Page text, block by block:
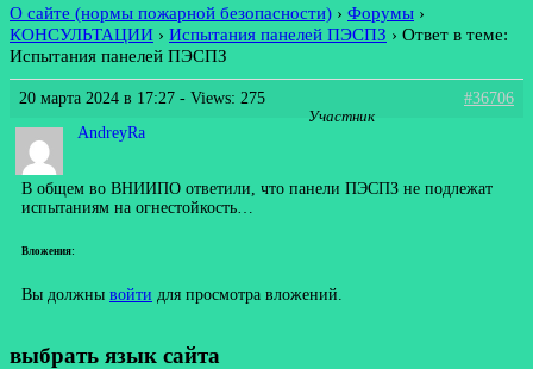
О сайте (нормы пожарной безопасности) › Форумы ›
КОНСУЛЬТАЦИИ › Испытания панелей ПЭСПЗ › Ответ в теме:
Испытания панелей ПЭСПЗ
20 марта 2024 в 17:27 - Views: 275
#36706
AndreyRa
Участник
В общем во ВНИИПО ответили, что панели ПЭСПЗ не подлежат
испытаниям на огнестойкость…
Вложения:
Вы должны войти для просмотра вложений.
выбрать язык сайта